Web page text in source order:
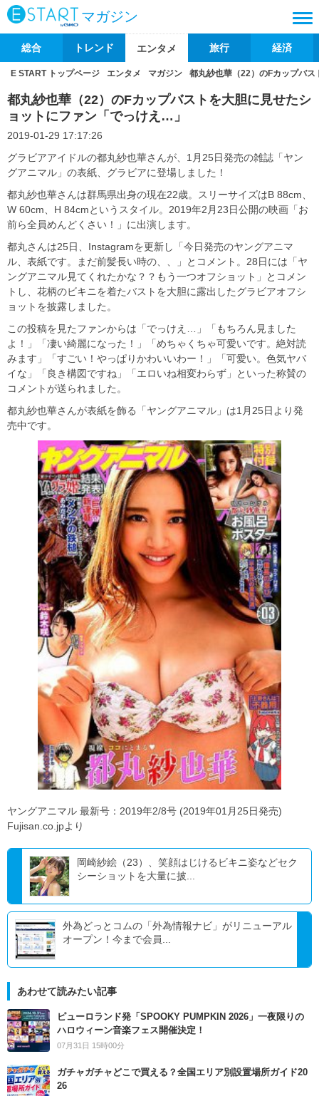
マガジン
総合 トレンド エンタメ 旅行 経済
E START トップページ エンタメ マガジン 都丸紗也華（22）のFカップバ
都丸紗也華（22）のFカップバストを大胆に見せたシ
ョットにファン「でっけえ…」
2019-01-29 17:17:26
グラビアアイドルの都丸紗也華さんが、1月25日発売の雑誌「ヤン
グアニマル」の表紙、グラビアに登場しました！
都丸紗也華さんは群馬県出身の現在22歳。スリーサイズはB 88cm、
W 60cm、H 84cmというスタイル。2019年2月23日公開の映画「お
前ら全員めんどくさい！」に出演します。
都丸さんは25日、Instagramを更新し「今日発売のヤングアニマ
ル、表紙です。まだ前髪長い時の、、」とコメント。28日には「ヤ
ングアニマル見てくれたかな？？もう一つオフショット」とコメン
トし、花柄のビキニを着たバストを大胆に露出したグラビアオフシ
ョットを披露しました。
この投稿を見たファンからは「でっけえ…」「もちろん見ました
よ！」「凄い綺麗になった！」「めちゃくちゃ可愛いです。絶対読
みます」「すごい！やっぱりかわいいわー！」「可愛い。色気ヤバ
イな」「良き構図ですね」「エロいね相変わらず」といった称賛の
コメントが送られました。
都丸紗也華さんが表紙を飾る「ヤングアニマル」は1月25日より発
売中です。
ヤングアニマル 最新号：2019年2/8号 (2019年01月25日発売)
Fujisan.co.jpより
岡崎紗絵（23）、笑顔はじけるビキニ姿などセク
シーショットを大量に披...
外為どっとコムの「外為情報ナビ」がリニューアル
オープン！今まで会員...
あわせて読みたい記事
ピューロランド発「SPOOKY PUMPKIN 2026」一夜限りの
ハロウィーン音楽フェス開催決定！
07月31日 15時00分
ガチャガチャどこで買える？全国エリア別設置場所ガイド20
26